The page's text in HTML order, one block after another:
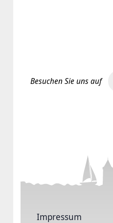
Besuchen Sie uns auf
Impressum